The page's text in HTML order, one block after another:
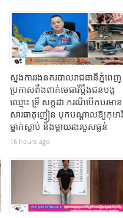
ស្នងការរងនគរបាលរាជធានីភ្នំពេញ
ប្រកាសពឹងពាក់មេធាវីប្តឹងជនបង្ក
ឈ្មោះ ទ្រី សក្ដដា ករណីបើកបរមាន
សារធាតុញៀន បុកបណ្តាលឱ្យកុមារី
ម្នាក់ស្លាប់ និងម្តាយរងរបួសធ្ងន់
16 hours ago